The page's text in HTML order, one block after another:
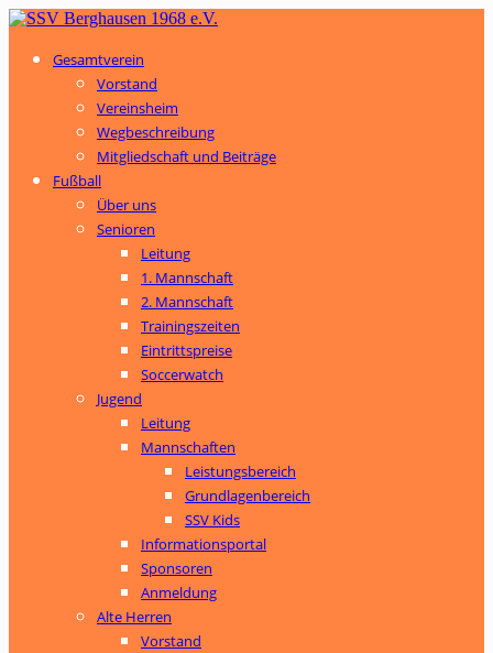
Gesamtverein
Vorstand
Vereinsheim
Wegbeschreibung
Mitgliedschaft und Beiträge
Fußball
Über uns
Senioren
Leitung
1. Mannschaft
2. Mannschaft
Trainingszeiten
Eintrittspreise
Soccerwatch
Jugend
Leitung
Mannschaften
Leistungsbereich
Grundlagenbereich
SSV Kids
Informationsportal
Sponsoren
Anmeldung
Alte Herren
Vorstand